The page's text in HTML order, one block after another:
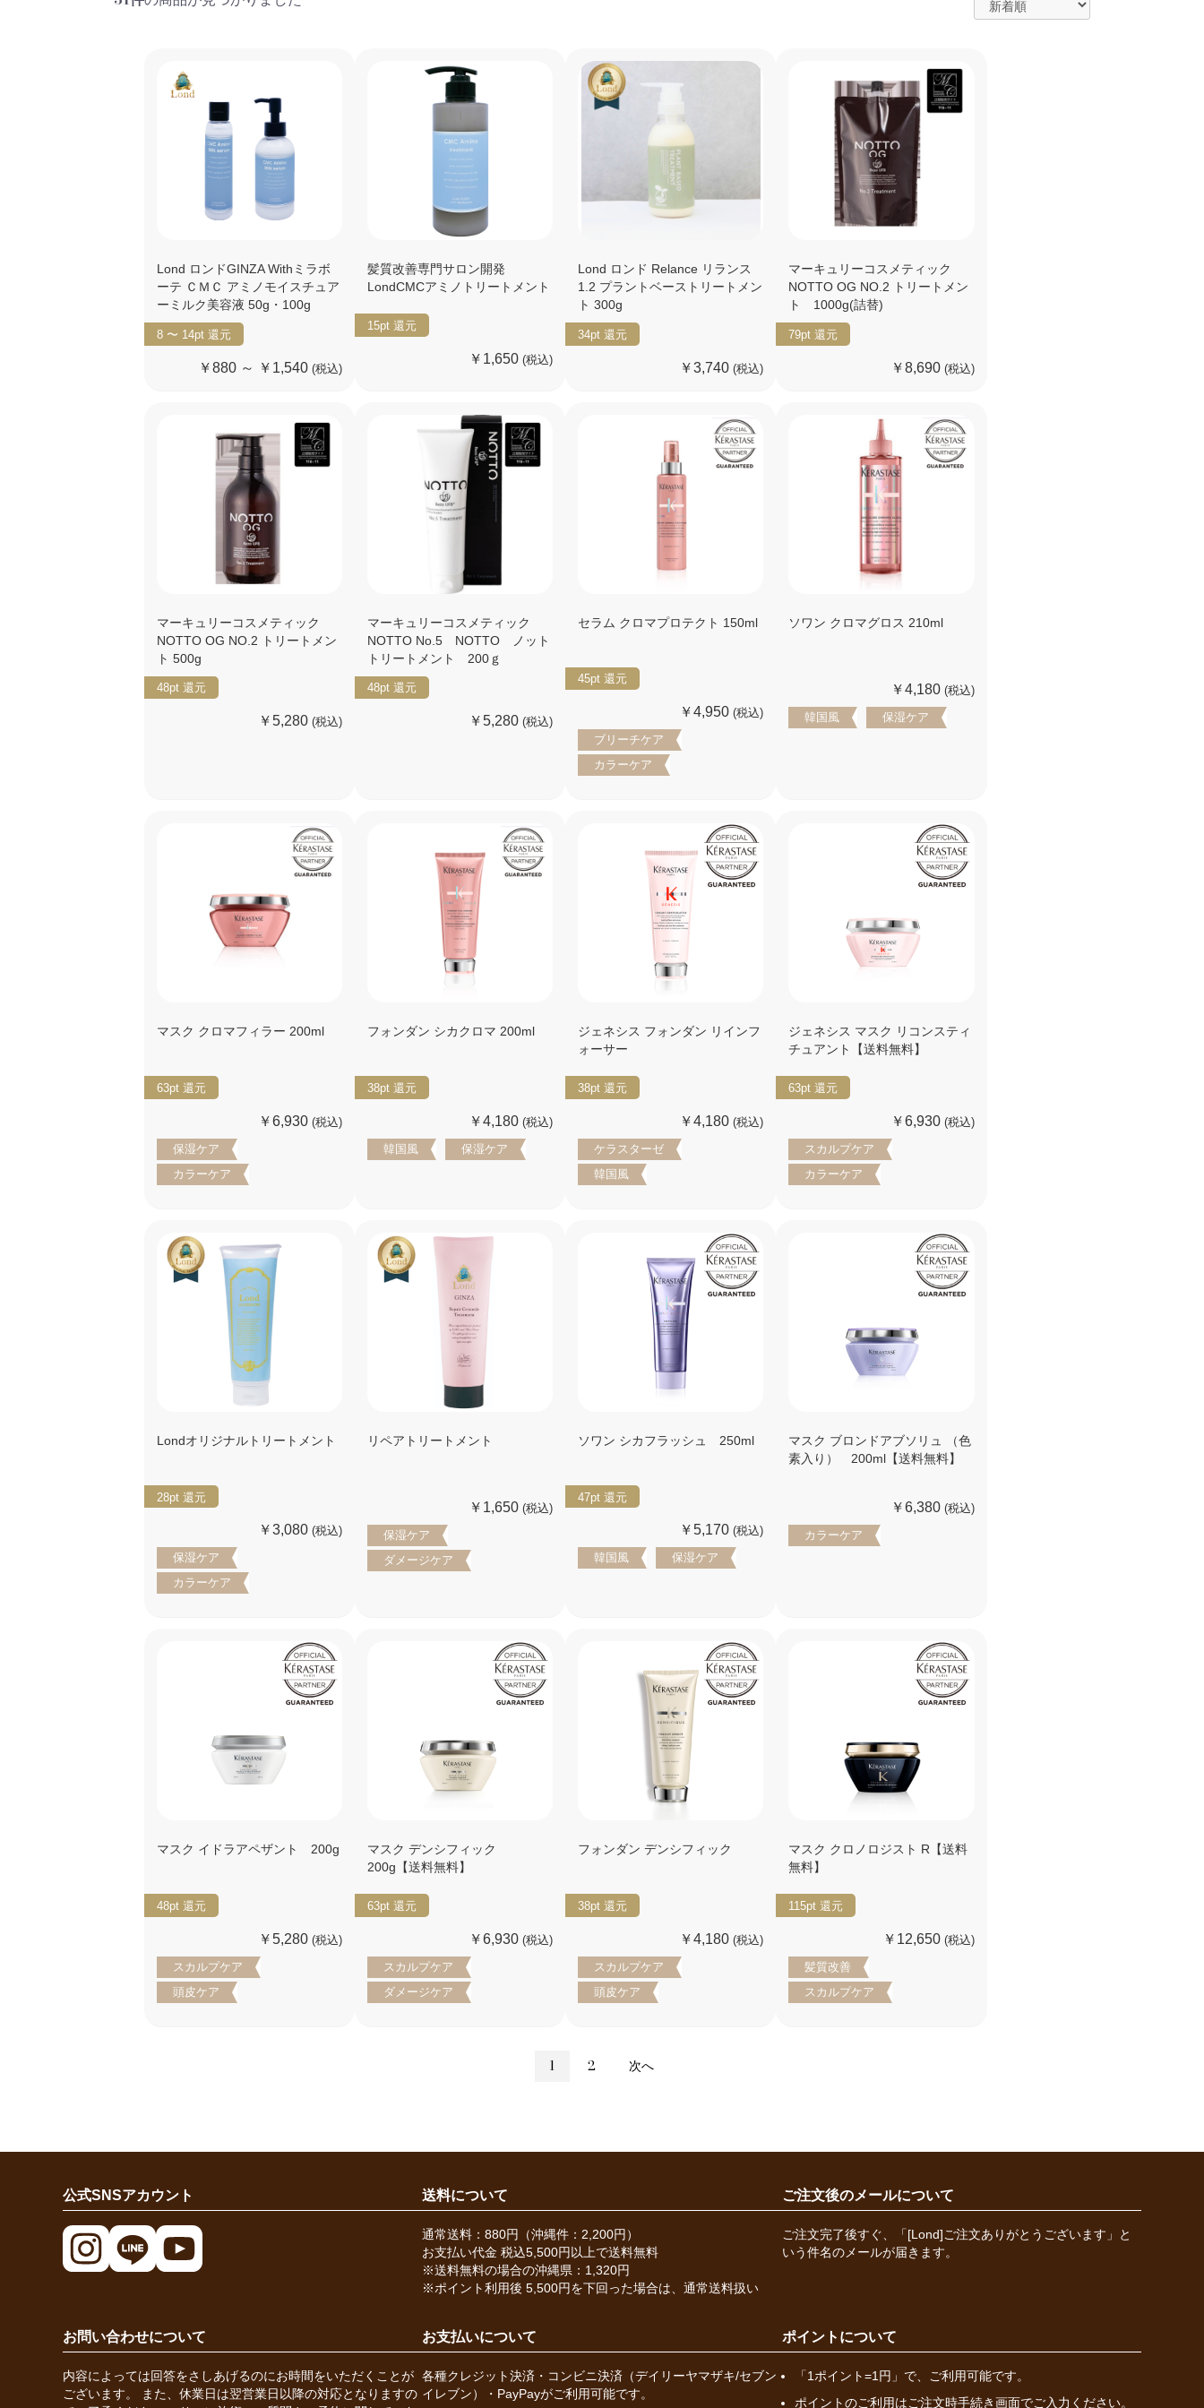
Lond ロンドGINZA Withミラボ
ーテ ＣＭＣ アミノモイスチュア
ーミルク美容液 50g・100g
8 〜 14pt 還元
￥880 ～ ￥1,540 (税込)
髪質改善専門サロン開発
LondCMCアミノトリートメント
15pt 還元
￥1,650(税込)
Lond ロンド Relance リランス
1.2 プラントベーストリートメン
ト 300g
34pt 還元
￥3,740(税込)
マーキュリーコスメティック
NOTTO OG NO.2 トリートメン
ト 1000g(詰替)
79pt 還元
￥8,690 (税込)
マーキュリーコスメティック
NOTTO OG NO.2 トリートメン
ト 500g
48pt 還元
￥5,280 (税込)
マーキュリーコスメティック
NOTTO No.5 NOTTO ノット
トリートメント 200ｇ
48pt 還元
￥5,280(税込)
セラム クロマプロテクト 150ml
45pt 還元
￥4,950(税込)
ブリーチケア
カラーケア
ソワン クロマグロス 210ml
￥4,180 (税込)
韓国風
保湿ケア
マスク クロマフィラー 200ml
63pt 還元
￥6,930 (税込)
保湿ケア
カラーケア
フォンダン シカクロマ 200ml
38pt 還元
￥4,180(税込)
韓国風
保湿ケア
ジェネシス フォンダン リインフ
ォーサー
38pt 還元
￥4,180(税込)
ケラスターゼ
韓国風
ジェネシス マスク リコンスティ
チュアント【送料無料】
63pt 還元
￥6,930 (税込)
スカルプケア
カラーケア
Londオリジナルトリートメント
28pt 還元
￥3,080 (税込)
保湿ケア
カラーケア
リペアトリートメント
￥1,650(税込)
保湿ケア
ダメージケア
ソワン シカフラッシュ 250ml
47pt 還元
￥5,170(税込)
韓国風
保湿ケア
マスク ブロンドアブソリュ （色
素入り） 200ml【送料無料】
￥6,380 (税込)
カラーケア
マスク イドラアペザント 200g
48pt 還元
￥5,280 (税込)
スカルプケア
頭皮ケア
マスク デンシフィック
200g【送料無料】
63pt 還元
￥6,930(税込)
スカルプケア
ダメージケア
フォンダン デンシフィック
38pt 還元
￥4,180(税込)
スカルプケア
頭皮ケア
マスク クロノロジスト R【送料
無料】
115pt 還元
￥12,650 (税込)
髪質改善
スカルプケア
1 2 次へ
公式SNSアカウント 送料について
通常送料：880円（沖縄件：2,200円）
お支払い代金 税込5,500円以上で送料無料
※送料無料の場合の沖縄県：1,320円
※ポイント利用後 5,500円を下回った場合は、通常送料扱い
ご注文後のメールについて
ご注文完了後すぐ、「[Lond]ご注文ありがとうございます」と
いう件名のメールが届きます。
お問い合わせについて
内容によっては回答をさしあげるのにお時間をいただくことが
ございます。 また、休業日は翌営業日以降の対応となりますの
お支払いについて
各種クレジット決済・コンビニ決済（デイリーヤマザキ/セブン
イレブン）・PayPayがご利用可能です。
ポイントについて
「1ポイント=1円」で、ご利用可能です。
ポイントのご利用はご注文時手続き画面でご入力ください。